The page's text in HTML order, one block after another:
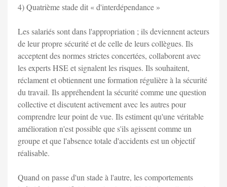
4) Quatrième stade dit « d'interdépendance »
Les salariés sont dans l'appropriation ; ils deviennent acteurs
de leur propre sécurité et de celle de leurs collègues. Ils
acceptent des normes strictes concertées, collaborent avec
les experts HSE et signalent les risques. Ils souhaitent,
réclament et obtiennent une formation régulière à la sécurité
du travail. Ils appréhendent la sécurité comme une question
collective et discutent activement avec les autres pour
comprendre leur point de vue. Ils estiment qu'une véritable
amélioration n'est possible que s'ils agissent comme un
groupe et que l'absence totale d'accidents est un objectif
réalisable.
Quand on passe d'un stade à l'autre, les comportements